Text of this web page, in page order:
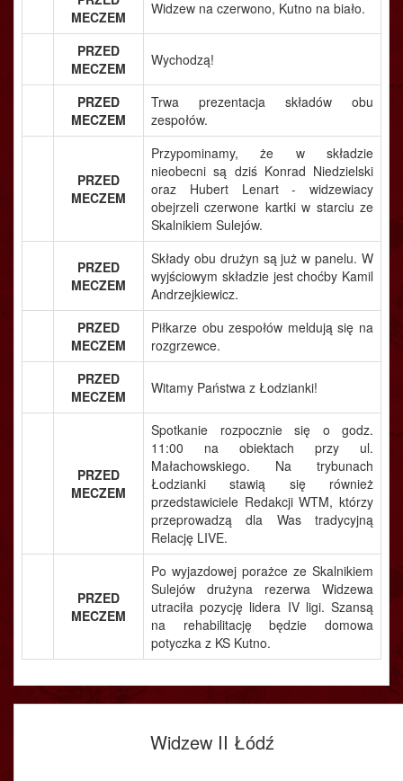
MECZEM
Widzew na czerwono, Kutno na biało.
PRZED
MECZEM
Wychodzą!
PRZED
MECZEM
Trwa prezentacja składów obu
zespołów.
PRZED
MECZEM
Przypominamy, że w składzie
nieobecni są dziś Konrad Niedzielski
oraz Hubert Lenart - widzewiacy
obejrzeli czerwone kartki w starciu ze
Skalnikiem Sulejów.
PRZED
MECZEM
Składy obu drużyn są już w panelu. W
wyjściowym składzie jest choćby Kamil
Andrzejkiewicz.
PRZED
MECZEM
Piłkarze obu zespołów meldują się na
rozgrzewce.
PRZED
MECZEM
Witamy Państwa z Łodzianki!
PRZED
MECZEM
Spotkanie rozpocznie się o godz.
11:00 na obiektach przy ul.
Małachowskiego. Na trybunach
Łodzianki stawią się również
przedstawiciele Redakcji WTM, którzy
przeprowadzą dla Was tradycyjną
Relację LIVE.
PRZED
MECZEM
Po wyjazdowej porażce ze Skalnikiem
Sulejów drużyna rezerwa Widzewa
utraciła pozycję lidera IV ligi. Szansą
na rehabilitację będzie domowa
potyczka z KS Kutno.
Widzew II Łódź